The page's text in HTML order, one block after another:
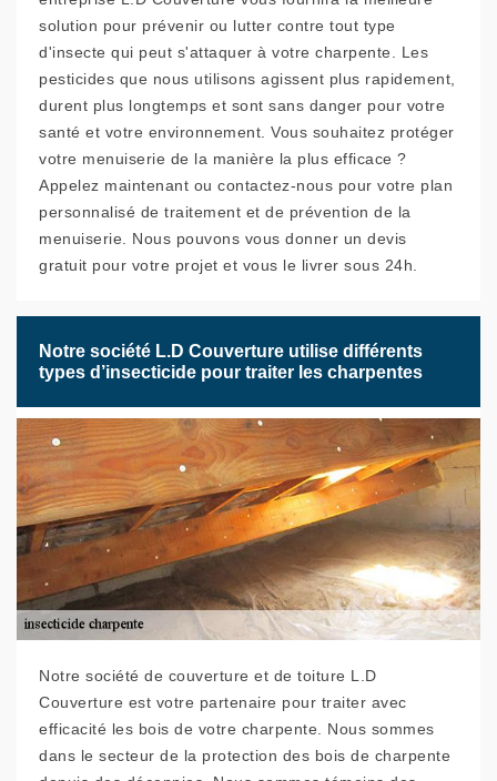
solution pour prévenir ou lutter contre tout type
d'insecte qui peut s'attaquer à votre charpente. Les
pesticides que nous utilisons agissent plus rapidement,
durent plus longtemps et sont sans danger pour votre
santé et votre environnement. Vous souhaitez protéger
votre menuiserie de la manière la plus efficace ?
Appelez maintenant ou contactez-nous pour votre plan
personnalisé de traitement et de prévention de la
menuiserie. Nous pouvons vous donner un devis
gratuit pour votre projet et vous le livrer sous 24h.
Notre société L.D Couverture utilise différents
types d’insecticide pour traiter les charpentes
Notre société de couverture et de toiture L.D
Couverture est votre partenaire pour traiter avec
efficacité les bois de votre charpente. Nous sommes
dans le secteur de la protection des bois de charpente